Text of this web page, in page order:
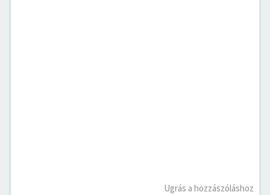
Ugrás a hozzászóláshoz